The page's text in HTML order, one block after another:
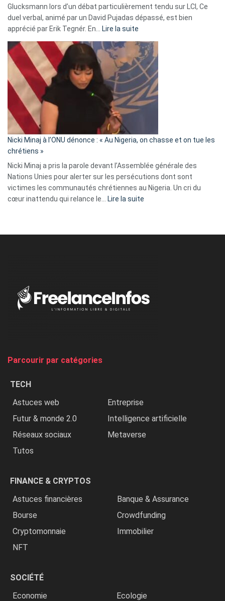
news
»
Glucksmann lors d’un débat particulièrement tendu sur LCI, Ce
duel verbal, animé par un David Pujadas dépassé, est bien
apprécié par Erik Tegnér. En… Lire la suite
Tegnér
exulte
« Zemmour
a
tout
parle
ses
tripes »
Nicki Minaj à l’ONU dénonce : « Au Nigeria, on chasse et on tue les
chrétiens »
Nicki Minaj a pris la parole devant l’Assemblée générale des
Nations Unies pour alerter sur les persécutions dont sont
victimes les communautés chrétiennes au Nigeria. Un cri du
cœur inattendu qui relance le… Lire la suite
Nigeria,
Parcourir par catégories
TECH
Astuces web
Entreprise
Futur & monde 2.0
Intelligence artificielle
Réseaux sociaux
Metaverse
Tutos
FINANCE & CRYPTOS
Astuces financières
Banque & Assurance
Bourse
Crowdfunding
Cryptomonnaie
Immobilier
NFT
SOCIÉTÉ
Economie
Ecologie